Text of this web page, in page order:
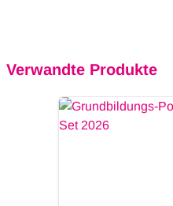
Verwandte Produkte